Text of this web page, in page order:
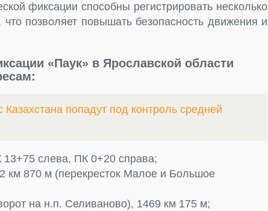
фиксации способны регистрировать несколько
позволяет повышать безопасность движения и
«Паук» в Ярославской области
попадут под контроль средней
слева, ПК 0+20 справа;
км 870 м (перекресток Малое и Большое
на н.п. Селиваново), 1469 км 175 м;